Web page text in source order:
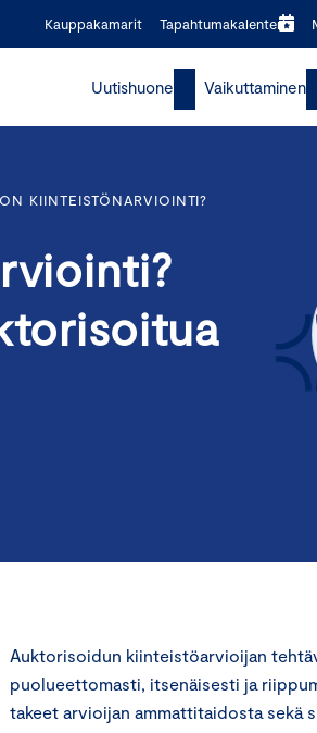
Kauppakamarit Tapahtumakalenteri
Uutishuone Vaikuttaminen
KIINTEISTÖNARVIOINTI?
Auktorisoidun kiinteistöarvioijan
puolueettomasti, itsenäisesti ja
takeet arvioijan ammattitaidosta sekä